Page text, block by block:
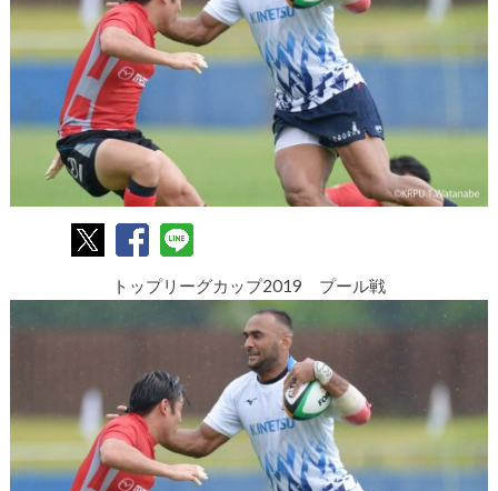
トップリーグカップ2019 プール戦